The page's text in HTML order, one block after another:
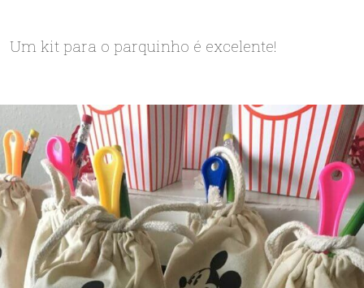
Um kit para o parquinho é excelente!